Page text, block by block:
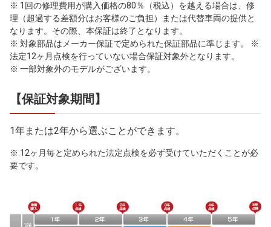
※ 1回の修理費用が購入価格の80％（税込）を越える場合は、修
理（超過する差額分はお客様のご負担）または代替車両の提供と
なります。その際、本保証は終了となります。
※ 対象部品はメーカー保証で定められた保証部品に準じます。 ※
法定12ヶ月点検を行っていない場合保証対象外となります。
※ 一部対象外のモデルがございます。
【保証対象期間】
1年または2年から選ぶことができます。
※ 12ヶ月毎と定められた法定点検を必ず受けていただくことが必
要です。